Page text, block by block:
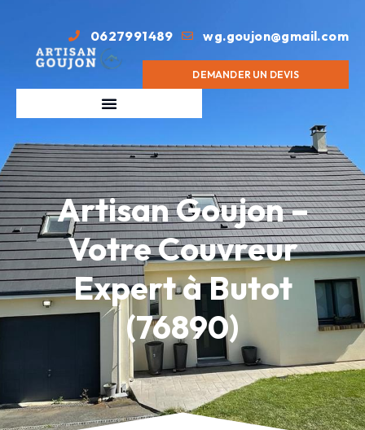
0627991489 wg.goujon@gmail.com
DEMANDER UN DEVIS
Artisan Goujon –
Votre Couvreur
Expert à Butot
(76890)